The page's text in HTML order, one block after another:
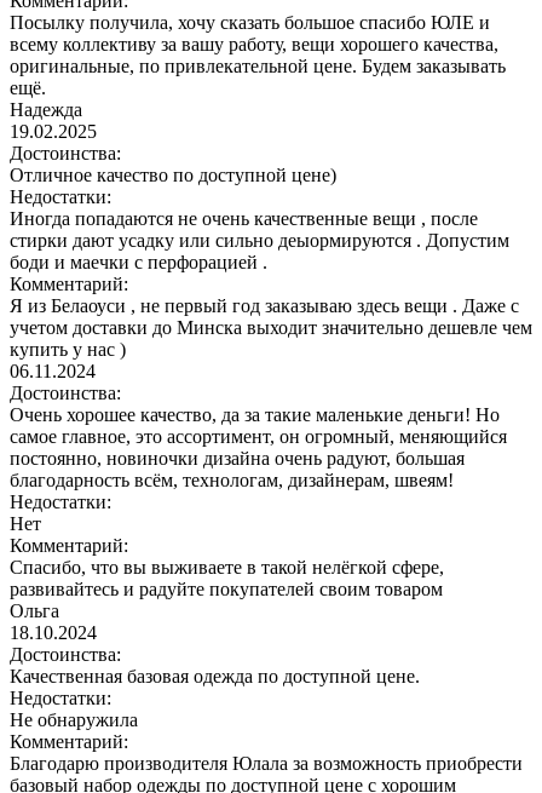
Посылку получила, хочу сказать большое спасибо ЮЛЕ и
всему коллективу за вашу работу, вещи хорошего качества,
оригинальные, по привлекательной цене. Будем заказывать
ещё.
Надежда
19.02.2025
Достоинства:
Отличное качество по доступной цене)
Недостатки:
Иногда попадаются не очень качественные вещи , после
стирки дают усадку или сильно деыормируются . Допустим
боди и маечки с перфорацией .
Комментарий:
Я из Белаоуси , не первый год заказываю здесь вещи . Даже с
учетом доставки до Минска выходит значительно дешевле чем
купить у нас )
06.11.2024
Достоинства:
Очень хорошее качество, да за такие маленькие деньги! Но
самое главное, это ассортимент, он огромный, меняющийся
постоянно, новиночки дизайна очень радуют, большая
благодарность всём, технологам, дизайнерам, швеям!
Недостатки:
Нет
Комментарий:
Спасибо, что вы выживаете в такой нелёгкой сфере,
развивайтесь и радуйте покупателей своим товаром
Ольга
18.10.2024
Достоинства:
Качественная базовая одежда по доступной цене.
Недостатки:
Не обнаружила
Комментарий:
Благодарю производителя Юлала за возможность приобрести
базовый набор одежды по доступной цене с хорошим